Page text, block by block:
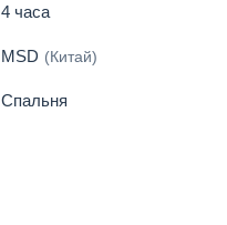
4 часа
MSD (Китай)
Спальня